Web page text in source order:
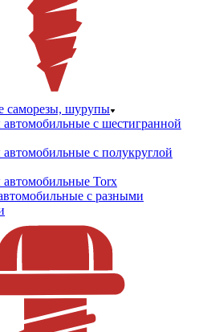
саморезы, шурупы
с шестигранной
с полукруглой
Torx
с разными